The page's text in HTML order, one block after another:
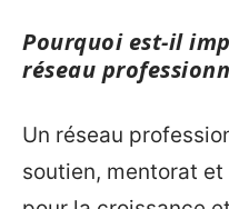
Pourquoi est-il
réseau
Un réseau
soutien, mentorat